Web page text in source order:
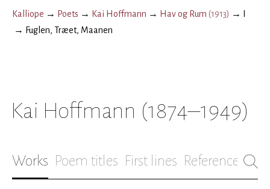
Kalliope → Poets → Kai Hoffmann → Hav og Rum (1913) →
→ Fuglen, Træet, Maanen
Kai Hoffmann (1874–1949)
Works Poem titles First lines References